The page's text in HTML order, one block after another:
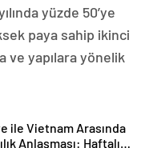
yüzde 50’ye
paya sahip ikinci
ve yapılara yönelik
ile Vietnam Arasında
Anlaşması: Haftalık